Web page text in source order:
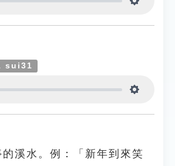
sui31
溪水。例：「新年到來笑